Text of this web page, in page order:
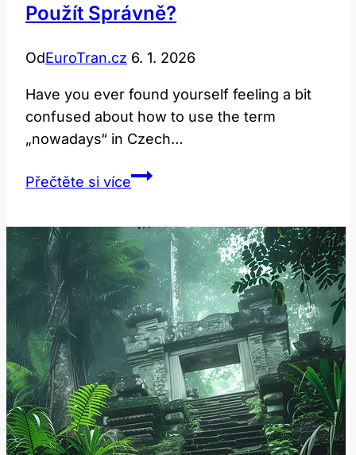
Použít Správně?
OdEuroTran.cz 6. 1. 2026
Have you ever found yourself feeling a bit
confused about how to use the term
„nowadays“ in Czech…
Přečtěte si víceNowadays:
výraz
použít
správně?